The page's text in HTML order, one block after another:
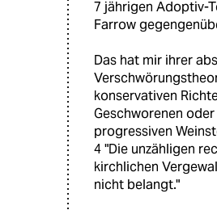
7 jährigen Adoptiv-
Farrow
Das hat mir ihrer
konservativen
Geschworenen
progressiven
4 "Die unzähligen
kirchlichen
nicht belangt."